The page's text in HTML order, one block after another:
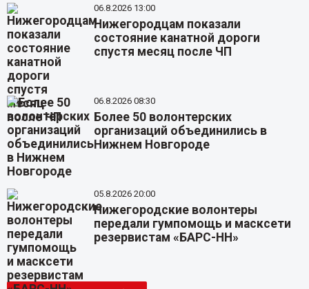
06.8.2026 13:00
Нижегородцам показали
состояние канатной дороги
спустя месяц после ЧП
06.8.2026 08:30
Более 50 волонтерских
организаций объединились в
Нижнем Новгороде
05.8.2026 20:00
Нижегородские волонтеры
передали гумпомощь и масксети
резервистам «БАРС-НН»